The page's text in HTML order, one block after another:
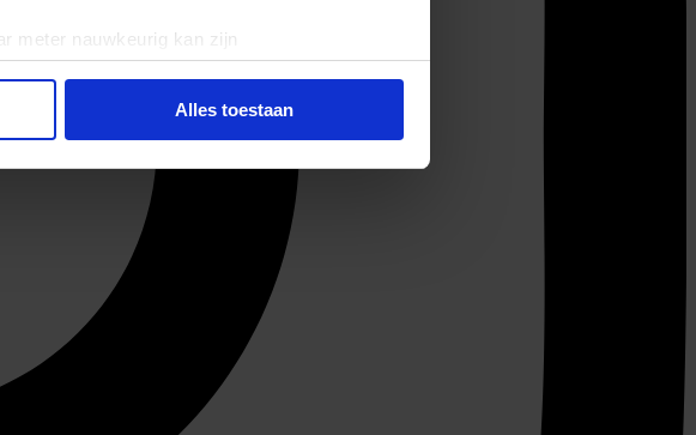
meter nauwkeurig kan zijn
(fingerprinting)
voorkeuren in het
detailgedeelte
voor social media te bieden en om ons
onze site met onze partners voor social
met andere informatie die u aan ze heeft
Alles toestaan